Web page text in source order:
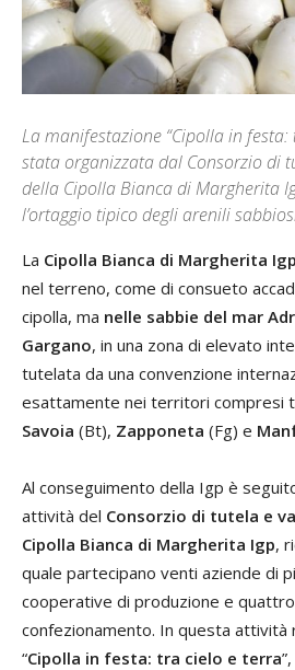
La manifestazione “Cipolla in festa:
stata organizzata dal Consorzio di
della Cipolla Bianca di Margherita
l’ortaggio tipico degli arenili
La Cipolla Bianca di Margherita Igp
nel terreno, come di consueto
cipolla, ma nelle sabbie del mar
Gargano, in una zona di elevato
tutelata da una convenzione
esattamente nei territori compresi
Savoia (Bt), Zapponeta (Fg) e
Al conseguimento della Igp è
attività del Consorzio di tutela e
Cipolla Bianca di Margherita Igp,
quale partecipano venti aziende di
cooperative di produzione e
confezionamento. In questa attività
“Cipolla in festa: tra cielo e terra